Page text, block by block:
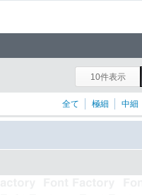
10件表示
全て 極細 中細